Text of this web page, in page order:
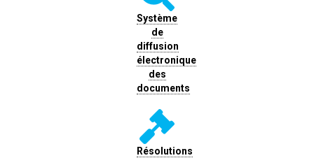
Système
de
diffusion
électronique
des
documents
Résolutions